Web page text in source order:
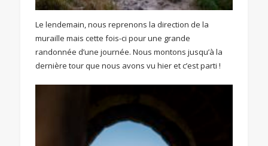
Le lendemain, nous reprenons la direction de la
muraille mais cette fois-ci pour une grande
randonnée d’une journée. Nous montons jusqu’à la
dernière tour que nous avons vu hier et c’est parti !